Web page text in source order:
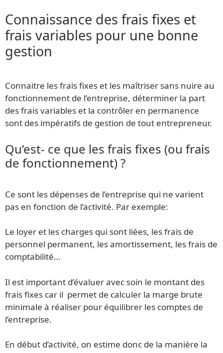
Connaissance des frais fixes et
frais variables pour une bonne
gestion
Connaitre les frais fixes et les maîtriser sans nuire au
fonctionnement de l’entreprise, déterminer la part
des frais variables et la contrôler en permanence
sont des impératifs de gestion de tout entrepreneur.
Qu’est- ce que les frais fixes (ou frais
de fonctionnement) ?
Ce sont les dépenses de l’entreprise qui ne varient
pas en fonction de l’activité. Par exemple:
Le loyer et les charges qui sont liées, les frais de
personnel permanent, les amortissement, les frais de
comptabilité…
Il est important d’évaluer avec soin le montant des
frais fixes car il permet de calculer la marge brute
minimale à réaliser pour équilibrer les comptes de
l’entreprise.
En début d’activité, on estime donc de la manière la